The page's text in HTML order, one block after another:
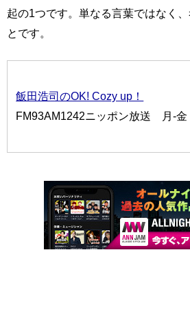
起の1つです。単なる言葉ではなく
とです。
飯田浩司のOK! Cozy up！
FM93AM1242ニッポン放送 月-